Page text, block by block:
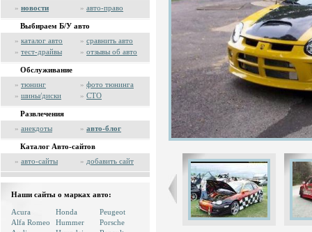
» новости » авто-право
Выбираем Б/У авто
» каталог авто » сравнить авто
» тест-драйвы » отзывы об авто
Обслуживание
» тюнинг » фото тюнинга
» шины/диски » СТО
Развлечения
» анекдоты » авто-блог
Каталог Авто-сайтов
» авто-сайты » добавить сайт
Наши сайты о марках авто:
Acura
Alfa Romeo
Honda
Hummer
Peugeot
Porsche